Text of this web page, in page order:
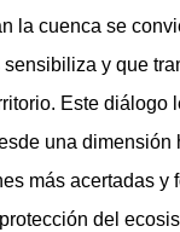
la cuenca se
y que
Este diálogo
una dimensión
más acertadas y
del